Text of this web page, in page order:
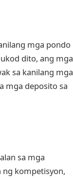
mga pondo
dito, ang mga
sa kanilang mga
mga deposito sa
sa mga
ng kompetisyon,